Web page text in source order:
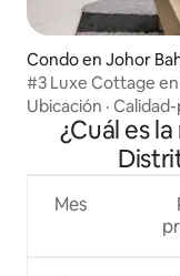
Condo en Johor
#3 Luxe Cottage
Ubicación ·
¿Cuál es
Mes